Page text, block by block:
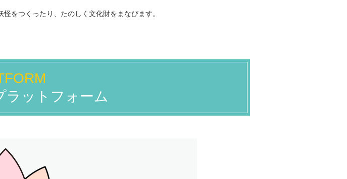
をつくったり、たのしく文化財をまなびます。
ラットフォーム